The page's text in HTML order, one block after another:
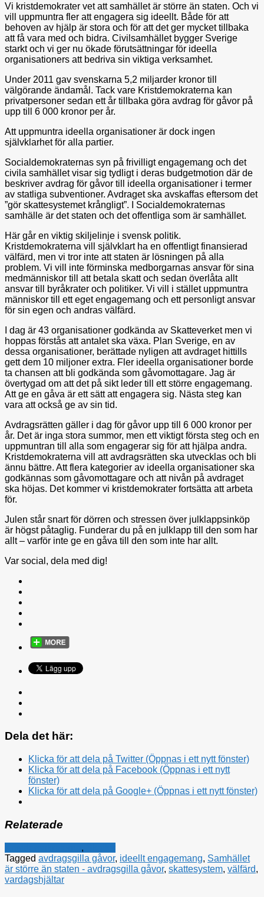
Vi kristdemokrater vet att samhället är större än staten. Och vi
vill uppmuntra fler att engagera sig ideellt. Både för att
behoven av hjälp är stora och för att det ger mycket tillbaka
att få vara med och bidra. Civilsamhället bygger Sverige
starkt och vi ger nu ökade förutsättningar för ideella
organisationers att bedriva sin viktiga verksamhet.
Under 2011 gav svenskarna 5,2 miljarder kronor till
välgörande ändamål. Tack vare Kristdemokraterna kan
privatpersoner sedan ett år tillbaka göra avdrag för gåvor på
upp till 6 000 kronor per år.
Att uppmuntra ideella organisationer är dock ingen
självklarhet för alla partier.
Socialdemokraternas syn på frivilligt engagemang och det
civila samhället visar sig tydligt i deras budgetmotion där de
beskriver avdrag för gåvor till ideella organisationer i termer
av statliga subventioner. Avdraget ska avskaffas eftersom det
”gör skattesystemet krångligt”. I Socialdemokraternas
samhälle är det staten och det offentliga som är samhället.
Här går en viktig skiljelinje i svensk politik.
Kristdemokraterna vill självklart ha en offentligt finansierad
välfärd, men vi tror inte att staten är lösningen på alla
problem. Vi vill inte förminska medborgarnas ansvar för sina
medmänniskor till att betala skatt och sedan överlåta allt
ansvar till byråkrater och politiker. Vi vill i stället uppmuntra
människor till ett eget engagemang och ett personligt ansvar
för sin egen och andras välfärd.
I dag är 43 organisationer godkända av Skatteverket men vi
hoppas förstås att antalet ska växa. Plan Sverige, en av
dessa organisationer, berättade nyligen att avdraget hittills
gett dem 10 miljoner extra. Fler ideella organisationer borde
ta chansen att bli godkända som gåvomottagare. Jag är
övertygad om att det på sikt leder till ett större engagemang.
Att ge en gåva är ett sätt att engagera sig. Nästa steg kan
vara att också ge av sin tid.
Avdragsrätten gäller i dag för gåvor upp till 6 000 kronor per
år. Det är inga stora summor, men ett viktigt första steg och en
uppmuntran till alla som engagerar sig för att hjälpa andra.
Kristdemokraterna vill att avdragsrätten ska utvecklas och bli
ännu bättre. Att flera kategorier av ideella organisationer ska
godkännas som gåvomottagare och att nivån på avdraget
ska höjas. Det kommer vi kristdemokrater fortsätta att arbeta
för.
Julen står snart för dörren och stressen över julklappsinköp
är högst påtaglig. Funderar du på en julklapp till den som har
allt – varför inte ge en gåva till den som inte har allt.
Var social, dela med dig!
Dela det här:
Klicka för att dela på Twitter (Öppnas i ett nytt fönster)
Klicka för att dela på Facebook (Öppnas i ett nytt
fönster)
Klicka för att dela på Google+ (Öppnas i ett nytt fönster)
Relaterade
,
Tagged avdragsgilla gåvor, ideellt engagemang, Samhället
är större än staten - avdragsgilla gåvor, skattesystem, välfärd,
vardagshjältar